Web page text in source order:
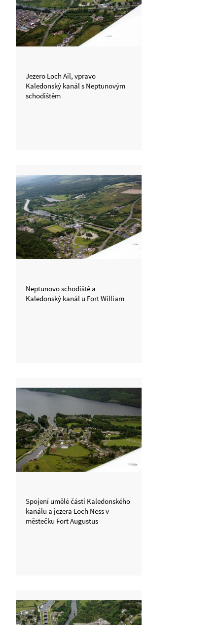
Jezero Loch Ail, vpravo
Kaledonský kanál s Neptunovým
schodištěm
Neptunovo schodiště a
Kaledonský kanál u Fort William
Spojení umělé části Kaledonského
kanálu a jezera Loch Ness v
městečku Fort Augustus
propojená.